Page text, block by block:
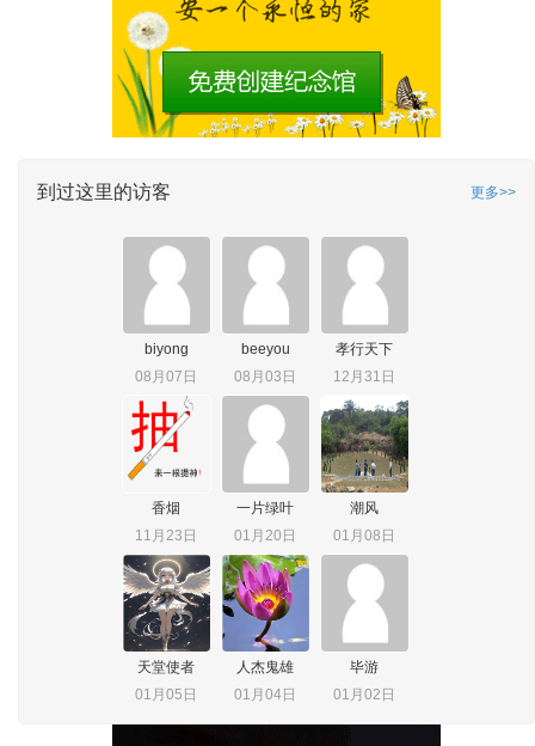
biyong
08月07日
beeyou
08月03日
孝行天下
12月31日
香烟
11月23日
一片绿叶
01月20日
潮风
01月08日
天堂使者
01月05日
人杰鬼雄
01月04日
毕游
01月02日